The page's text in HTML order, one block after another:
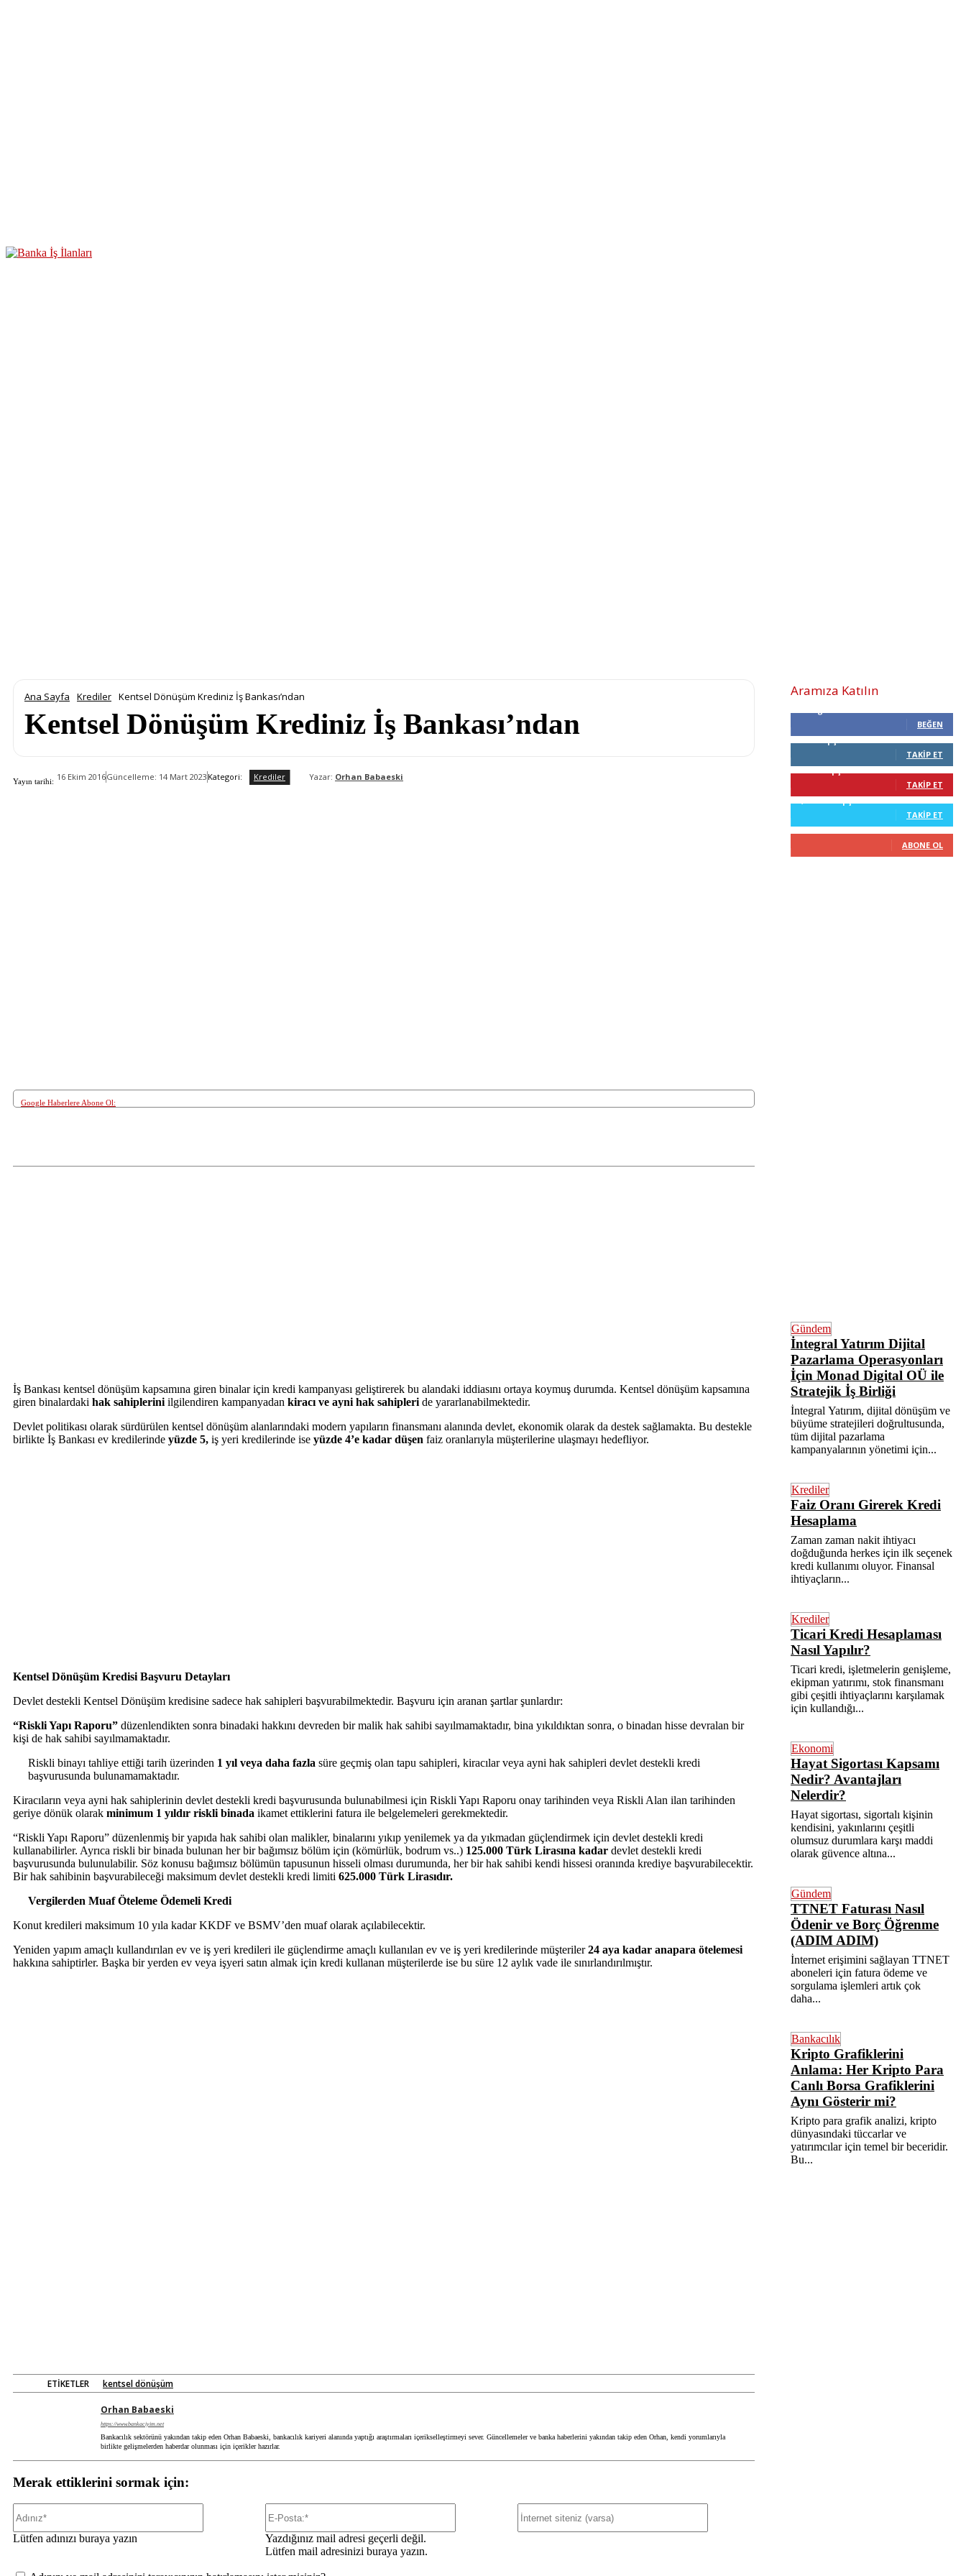
Ana Sayfa Krediler Kentsel Dönüşüm Krediniz İş Bankası’ndan
Kentsel Dönüşüm Krediniz İş Bankası’ndan
Yayın tarihi: 16 Ekim 2016Güncelleme: 14 Mart 2023 Kategori: Krediler Yazar: Orhan Babaeski
Google Haberlere Abone Ol:
İş Bankası kentsel dönüşüm kapsamına giren binalar için kredi kampanyası geliştirerek bu alandaki iddiasını ortaya koymuş durumda. Kentsel dönüşüm kapsamına
giren binalardaki hak sahiplerini ilgilendiren kampanyadan kiracı ve ayni hak sahipleri de yararlanabilmektedir.
Devlet politikası olarak sürdürülen kentsel dönüşüm alanlarındaki modern yapıların finansmanı alanında devlet, ekonomik olarak da destek sağlamakta. Bu destekle
birlikte İş Bankası ev kredilerinde yüzde 5, iş yeri kredilerinde ise yüzde 4’e kadar düşen faiz oranlarıyla müşterilerine ulaşmayı hedefliyor.
Kentsel Dönüşüm Kredisi Başvuru Detayları
Devlet destekli Kentsel Dönüşüm kredisine sadece hak sahipleri başvurabilmektedir. Başvuru için aranan şartlar şunlardır:
“Riskli Yapı Raporu” düzenlendikten sonra binadaki hakkını devreden bir malik hak sahibi sayılmamaktadır, bina yıkıldıktan sonra, o binadan hisse devralan bir
kişi de hak sahibi sayılmamaktadır.
Riskli binayı tahliye ettiği tarih üzerinden 1 yıl veya daha fazla süre geçmiş olan tapu sahipleri, kiracılar veya ayni hak sahipleri devlet destekli kredi
başvurusunda bulunamamaktadır.
Kiracıların veya ayni hak sahiplerinin devlet destekli kredi başvurusunda bulunabilmesi için Riskli Yapı Raporu onay tarihinden veya Riskli Alan ilan tarihinden
geriye dönük olarak minimum 1 yıldır riskli binada ikamet ettiklerini fatura ile belgelemeleri gerekmektedir.
“Riskli Yapı Raporu” düzenlenmiş bir yapıda hak sahibi olan malikler, binalarını yıkıp yenilemek ya da yıkmadan güçlendirmek için devlet destekli kredi
kullanabilirler. Ayrıca riskli bir binada bulunan her bir bağımsız bölüm için (kömürlük, bodrum vs..) 125.000 Türk Lirasına kadar devlet destekli kredi
başvurusunda bulunulabilir. Söz konusu bağımsız bölümün tapusunun hisseli olması durumunda, her bir hak sahibi kendi hissesi oranında krediye başvurabilecektir.
Bir hak sahibinin başvurabileceği maksimum devlet destekli kredi limiti 625.000 Türk Lirasıdır.
Vergilerden Muaf Öteleme Ödemeli Kredi
Konut kredileri maksimum 10 yıla kadar KKDF ve BSMV’den muaf olarak açılabilecektir.
Yeniden yapım amaçlı kullandırılan ev ve iş yeri kredileri ile güçlendirme amaçlı kullanılan ev ve iş yeri kredilerinde müşteriler24 aya kadar anapara ötelemesi
hakkına sahiptirler. Başka bir yerden ev veya işyeri satın almak için kredi kullanan müşterilerde ise bu süre 12 aylık vade ile sınırlandırılmıştır.
ETIKETLER kentsel dönüşüm
Orhan Babaeski
https://www.bankaciyim.net
Bankacılık sektörünü yakından takip eden Orhan Babaeski, bankacılık kariyeri alanında yaptığı araştırmaları içerikselleştirmeyi sever. Güncellemeler ve banka haberlerini yakından takip eden Orhan, kendi yorumlarıyla
birlikte gelişmelerden haberdar olunması için içerikler hazırlar.
Merak ettiklerini sormak için:
Lütfen adınızı buraya yazın
Yazdığınız mail adresi geçerli değil.
Lütfen mail adresinizi buraya yazın.
(varsa)
Aramıza Katılın
BEĞEN
TAKIP ET
TAKIP ET
TAKIP ET
ABONE OL
Gündem
İntegral Yatırım Dijital
Pazarlama Operasyonları
İçin Monad Digital OÜ ile
Stratejik İş Birliği
İntegral Yatırım, dijital dönüşüm ve
büyüme stratejileri doğrultusunda,
tüm dijital pazarlama
kampanyalarının yönetimi için...
Krediler
Faiz Oranı Girerek Kredi
Hesaplama
Zaman zaman nakit ihtiyacı
doğduğunda herkes için ilk seçenek
kredi kullanımı oluyor. Finansal
ihtiyaçların...
Krediler
Ticari Kredi Hesaplaması
Nasıl Yapılır?
Ticari kredi, işletmelerin genişleme,
ekipman yatırımı, stok finansmanı
gibi çeşitli ihtiyaçlarını karşılamak
için kullandığı...
Ekonomi
Hayat Sigortası Kapsamı
Nedir? Avantajları
Nelerdir?
Hayat sigortası, sigortalı kişinin
kendisini, yakınlarını çeşitli
olumsuz durumlara karşı maddi
olarak güvence altına...
Gündem
TTNET Faturası Nasıl
Ödenir ve Borç Öğrenme
(ADIM ADIM)
İnternet erişimini sağlayan TTNET
aboneleri için fatura ödeme ve
sorgulama işlemleri artık çok
daha...
Bankacılık
Kripto Grafiklerini
Anlama: Her Kripto Para
Canlı Borsa Grafiklerini
Aynı Gösterir mi?
Kripto para grafik analizi, kripto
dünyasındaki tüccarlar ve
yatırımcılar için temel bir beceridir.
Bu...